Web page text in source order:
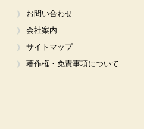
お問い合わせ
会社案内
サイトマップ
著作権・免責事項について